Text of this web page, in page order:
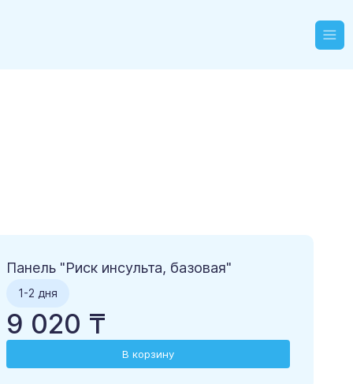
Панель "Риск инсульта, базовая"
1-2 дня
9 020 ₸
В корзину